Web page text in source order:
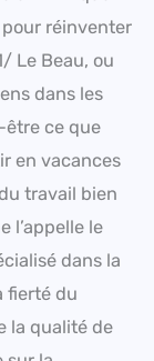
réinventer
Le Beau, ou
dans les
être ce que
en vacances
travail bien
l’appelle le
dans la
fierté du
la qualité de